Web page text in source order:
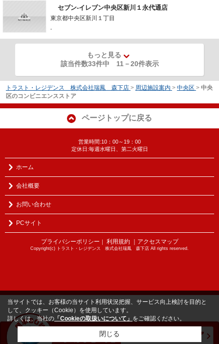
セブン-イレブン中央区新川１永代通店
東京都中央区新川１丁目
-
もっと見る
該当件数33件中 11 －20件表示
トラスト・レジデンス 株式会社瑞鳳 森下店 > 周辺施設案内 > 中央区 > 中央
区のコンビニエンスストア
ページトップに戻る
営業時間:10：00～19：00
定休日:毎週水曜日、第二火曜日
ホーム
会社概要
お問い合わせ
PCサイト
プライバシーポリシー ｜ 利用規約 ｜アクセスマップ
Copyright(c) トラスト・レジデンス 株式会社瑞鳳 森下店 All rights reserved.
当サイトでは、お客様の当サイト利用状況把握、サービス向上検討を目的と
して、クッキー（Cookie）を使用しています。
詳しくは、当社の 「Cookieの取扱いについて」 をご確認ください。
閉じる